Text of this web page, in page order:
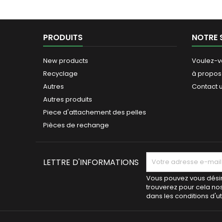
PRODUITS
New products
Recyclage
Autres
Autres produits
Piece d'attachement des pelles
Pièces de rechange
NOTRE
Voulez-
à
Contact
LETTRE D'INFORMATIONS
Vous pouvez vous
trouverez pour cela
dans les conditions